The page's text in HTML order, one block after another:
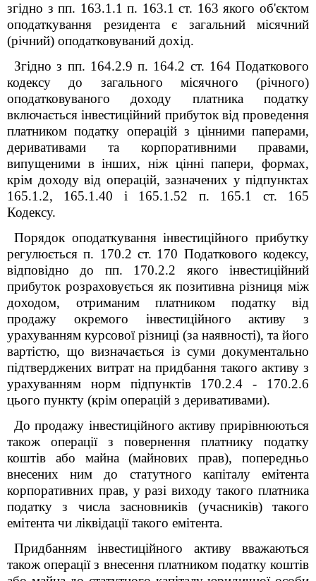
згідно з пп. 163.1.1 п. 163.1 ст. 163 якого об'єктом
оподаткування резидента є загальний місячний
(річний) оподатковуваний дохід.
Згідно з пп. 164.2.9 п. 164.2 ст. 164 Податкового
кодексу до загального місячного (річного)
оподатковуваного доходу платника податку
включається інвестиційний прибуток від проведення
платником податку операцій з цінними паперами,
деривативами та корпоративними правами,
випущеними в інших, ніж цінні папери, формах,
крім доходу від операцій, зазначених у підпунктах
165.1.2, 165.1.40 і 165.1.52 п. 165.1 ст. 165
Кодексу.
Порядок оподаткування інвестиційного прибутку
регулюється п. 170.2 ст. 170 Податкового кодексу,
відповідно до пп. 170.2.2 якого інвестиційний
прибуток розраховується як позитивна різниця між
доходом, отриманим платником податку від
продажу окремого інвестиційного активу з
урахуванням курсової різниці (за наявності), та його
вартістю, що визначається із суми документально
підтверджених витрат на придбання такого активу з
урахуванням норм підпунктів 170.2.4 - 170.2.6
цього пункту (крім операцій з деривативами).
До продажу інвестиційного активу прирівнюються
також операції з повернення платнику податку
коштів або майна (майнових прав), попередньо
внесених ним до статутного капіталу емітента
корпоративних прав, у разі виходу такого платника
податку з числа засновників (учасників) такого
емітента чи ліквідації такого емітента.
Придбанням інвестиційного активу вважаються
також операції з внесення платником податку коштів